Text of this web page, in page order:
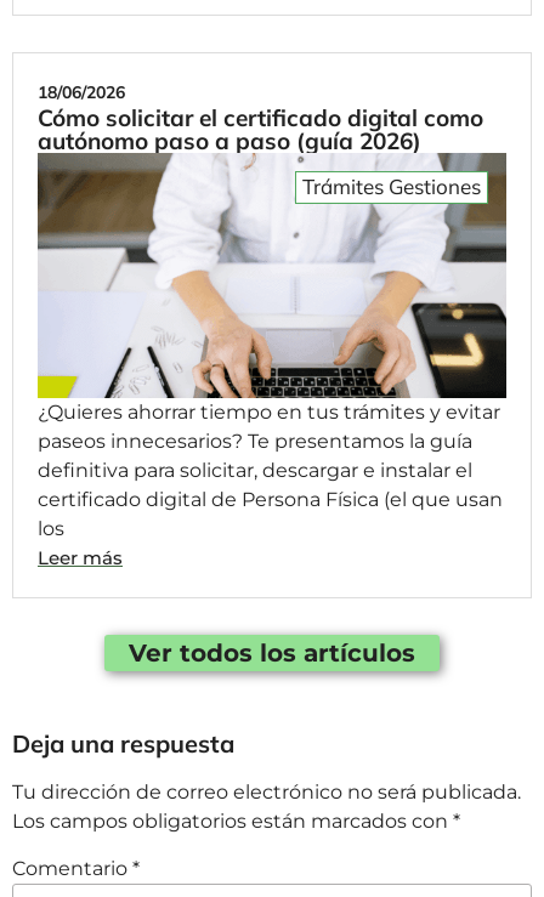
18/06/2026
Cómo solicitar el certificado digital como
autónomo paso a paso (guía 2026)
¿Quieres ahorrar tiempo en tus trámites y evitar
paseos innecesarios? Te presentamos la guía
definitiva para solicitar, descargar e instalar el
certificado digital de Persona Física (el que usan
los
Leer más
Trámites Gestiones
Ver todos los artículos
Deja una respuesta
Tu dirección de correo electrónico no será publicada.
Los campos obligatorios están marcados con *
Comentario *